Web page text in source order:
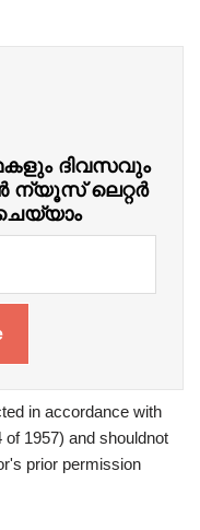
ദിവസവും
ന്യൂസ് ലെറ്റർ
in accordance with
1957) and shouldnot
prior permission